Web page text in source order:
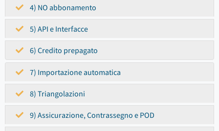
4) NO abbonamento
5) API e Interfacce
6) Credito prepagato
7) Importazione automatica
8) Triangolazioni
9) Assicurazione, Contrassegno e POD